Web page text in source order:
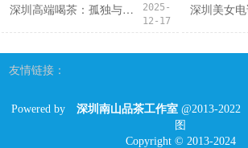
深圳高端喝茶：孤独与狂欢的交织
2025-
12-17
友情链接：
Powered by 深圳南山品茶工作室 @2013-2022
图
Copyright © 2013-2024